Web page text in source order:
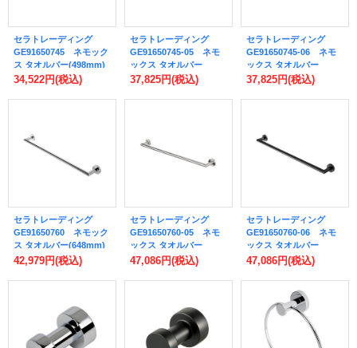
セラトレーディング
GE91650745 ネモック
ス タオルバー(498mm)
クロム [♪]
34,522円(税込)
セラトレーディング
GE91650745-05 ネモ
ックス タオルバー
(498mm) ステンレスス
37,825円(税込)
セラトレーディング
GE91650745-06 ネモ
ックス タオルバー
(498mm) マットブラッ
37,825円(税込)
セラトレーディング
GE91650760 ネモック
ス タオルバー(648mm)
クロム [♪]
42,979円(税込)
セラトレーディング
GE91650760-05 ネモ
ックス タオルバー
(648mm) ステンレスス
47,086円(税込)
セラトレーディング
GE91650760-06 ネモ
ックス タオルバー
(648mm) マットブラッ
47,086円(税込)